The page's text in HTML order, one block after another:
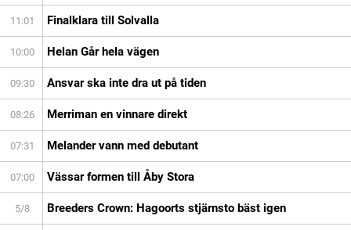
11:01 Finalklara till Solvalla
10:00 Helan Går hela vägen
09:30 Ansvar ska inte dra ut på tiden
08:26 Merriman en vinnare direkt
07:31 Melander vann med debutant
07:00 Vässar formen till Åby Stora
5/8 Breeders Crown: Hagoorts stjärnsto bäst igen